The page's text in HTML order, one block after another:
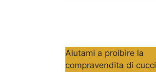
Aiutami a proibire la
compravendita di